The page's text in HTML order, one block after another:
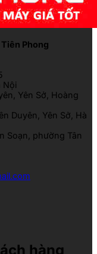
Phong
Nội
Yên Sở, Hoàng
Duyên, Yên Sở, Hà
Soạn, phường Tân
hàng